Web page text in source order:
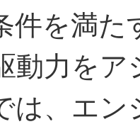
件を満た
動力を
は、エ